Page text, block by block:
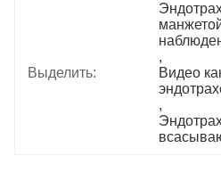
Выделить:
,
Видео
,